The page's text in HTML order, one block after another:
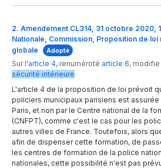
2. Amendement CL314, 31 octobre 2020,
Nationale, Commission, Proposition de loi
globale
Adopté
Sur l'article 4, renuméroté article 6, modifie
sécurité intérieure
L'article 4 de la proposition de loi prévoit
policiers municipaux parisiens est
Paris, et non par le Centre national de la
(CNFPT), comme c'est le cas pour les
autres villes de France. Toutefois, alors
afin de dispenser cette formation, de
les centres de formation de la police
nationales, cette possibilité n'est pas